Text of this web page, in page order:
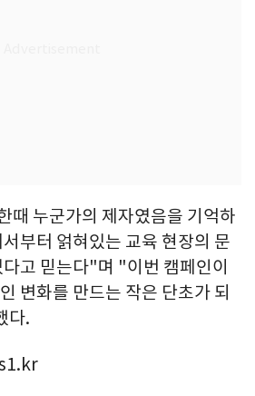
때 누군가의 제자였음을 기억하
부터 얽혀있는 교육 현장의 문
고 믿는다"며 "이번 캠페인이
변화를 만드는 작은 단초가 되
다.